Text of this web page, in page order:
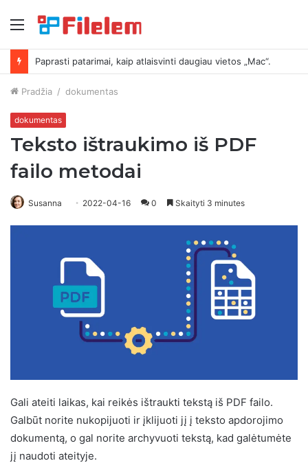
Meniu
Paprasti patarimai, kaip atlaisvinti daugiau vietos „Mac“.
Pradžia / dokumentas
dokumentas
Teksto ištraukimo iš PDF
failo metodai
Susanna 2022-04-16 0 Skaityti 3 minutes
Gali ateiti laikas, kai reikės ištraukti tekstą iš PDF failo.
Galbūt norite nukopijuoti ir įklijuoti jį į teksto apdorojimo
dokumentą, o gal norite archyvuoti tekstą, kad galėtumėte
jį naudoti ateityje.